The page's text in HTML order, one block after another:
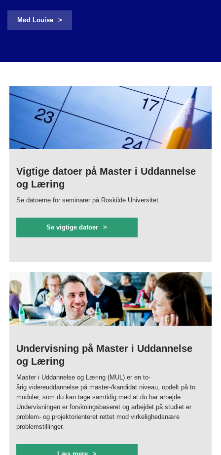
Mød Louise
Vigtige datoer på Master i Uddannelse
og Læring
Se datoerne for seminarer på Roskilde Universitet.
Se vigtige datoer
Undervisning på Master i Uddannelse
og Læring
Master i Uddannelse og Læring (MUL) er en to-
årig videreuddannelse på master-/kandidat niveau, opdelt på to
moduler, som du kan tage samtidig med at du har arbejde.
Undervisningen er forskningsbaseret og arbejdet på studiet er
problem- og projektorienteret rettet mod virkelighedsnære
problemstillinger.